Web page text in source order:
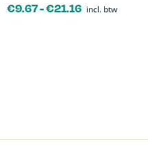
€9.67-€21.16 incl. btw